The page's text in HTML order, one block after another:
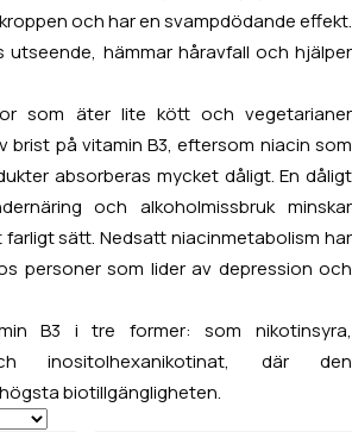
och har en svampdödande effekt.
utseende, hämmar håravfall och hjälper
som äter lite kött och vegetarianer
brist på vitamin B3, eftersom niacin som
absorberas mycket dåligt. En dåligt
och alkoholmissbruk minskar
sätt. Nedsatt niacinmetabolism har
personer som lider av depression och
B3 i tre former: som nikotinsyra,
inositolhexanikotinat, där den
biotillgängligheten.